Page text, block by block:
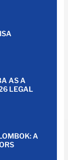
AS A
LEGAL
A